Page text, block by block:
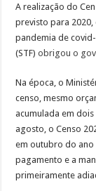
A realização do
previsto para
pandemia de
(STF)obrigou o
Na época, o
censo, mesmo
acumulada em
agosto, o Censo
em outubro do ano
pagamento e a
primeiramente